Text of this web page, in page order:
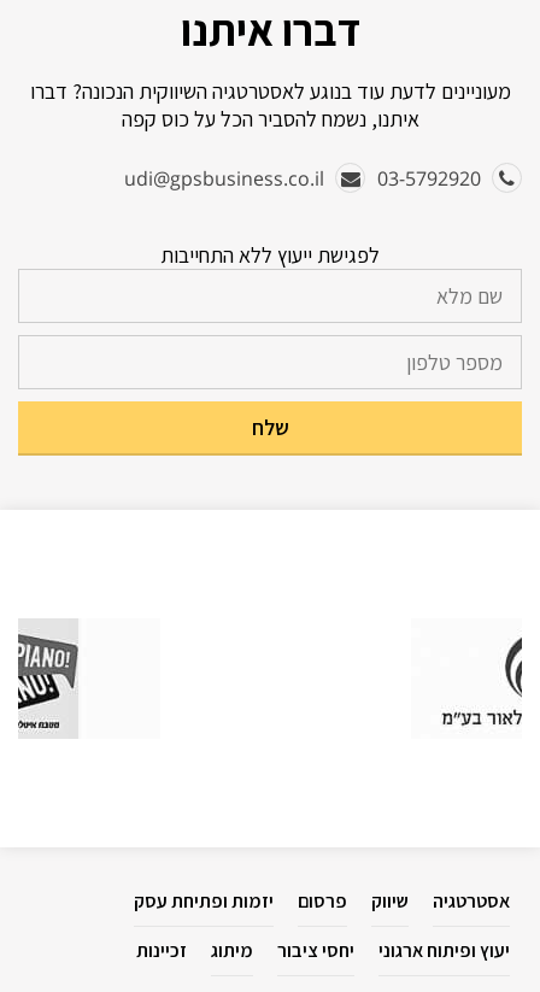
דברו איתנו
מעוניינים לדעת עוד בנוגע לאסטרטגיה השיווקית הנכונה? דברו
איתנו, נשמח להסביר הכל על כוס קפה
udi@gpsbusiness.co.il
לפגישת ייעוץ ללא התחייבות
אסטרטגיה שיווק פרסום
יזמות ופתיחת עסק
יעוץ ופיתוח ארגוני
יחסי ציבור מיתוג זכיינות